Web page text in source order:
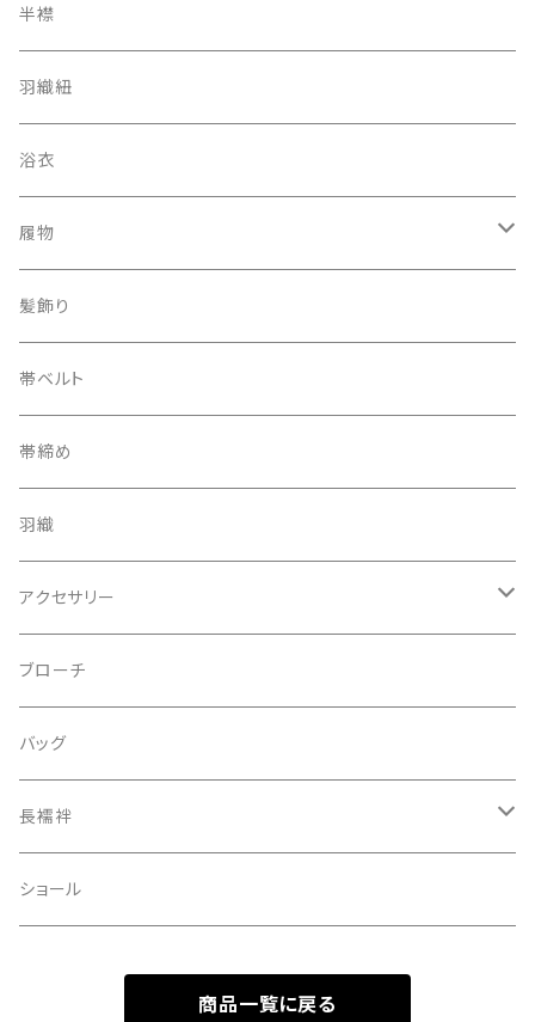
アンティーク レトロ
二部式長襦袢
半襟
羽織紐
浴衣
履物
下駄
髪飾り
帯ベルト
帯締め
羽織
アクセサリー
ピアス
指輪
装飾品
ブローチ
バッグ
長襦袢
二部式
ショール
商品一覧に戻る